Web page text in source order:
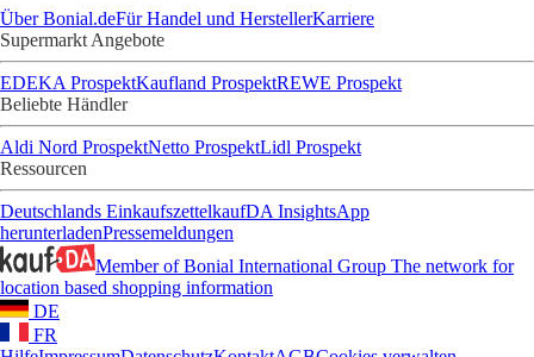
Über Bonial.deFür Handel und HerstellerKarriere
Supermarkt Angebote
EDEKA ProspektKaufland ProspektREWE Prospekt
Beliebte Händler
Aldi Nord ProspektNetto ProspektLidl Prospekt
Ressourcen
Deutschlands EinkaufszettelkaufDA InsightsApp
herunterladenPressemeldungen
Member of Bonial International Group The network for
location based shopping information
DE
FR